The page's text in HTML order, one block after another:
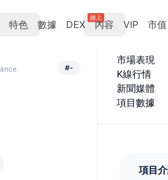
特色 數據 DEX
鏈上
內容 VIP 市值
市場表現
K線行情
新聞媒體
項目數據
項目
#-